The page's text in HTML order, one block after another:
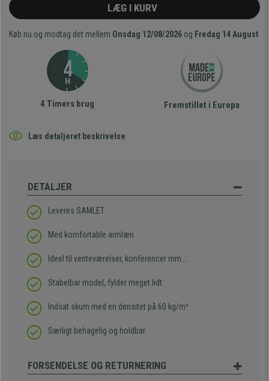
LÆG I KURV
Køb nu og modtag det mellem Onsdag 12/08/2026 og Fredag 14 August
4 Timers brug Fremstillet i Europa
Læs detaljeret beskrivelse
DETALJER
Leveres SAMLET
Med komfortable armlæn
Ideel til venteværelser, konferencer mm....
Stabelbar model, fylder meget lidt
Indsat skum med en densitet på 60 kg/m³
Særligt behagelig og holdbar
FORSENDELSE OG RETURNERING